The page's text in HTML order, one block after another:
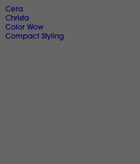
Cera
Christa
Color Wow
Compact Styling